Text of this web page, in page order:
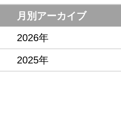
月別アーカイブ
2026年
2025年